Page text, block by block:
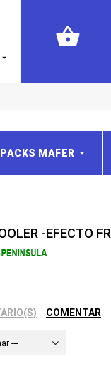
PACKS MAFER
-EFECTO
COMENTAR
---